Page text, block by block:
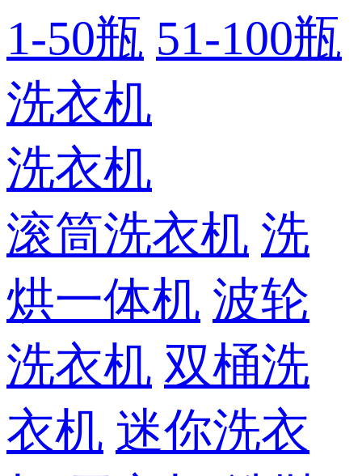
1-50瓶 51-100瓶
洗衣机
洗衣机
滚筒洗衣机 洗
烘一体机 波轮
洗衣机 双桶洗
衣机 迷你洗衣